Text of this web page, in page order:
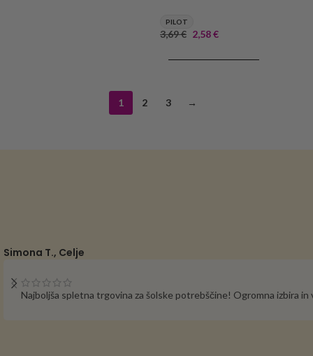
PILOT
3,69€ 2,58€
1 2 3 →
Simona T., Celje
Najboljša spletna trgovina za šolske potrebščine! Ogromna izbira